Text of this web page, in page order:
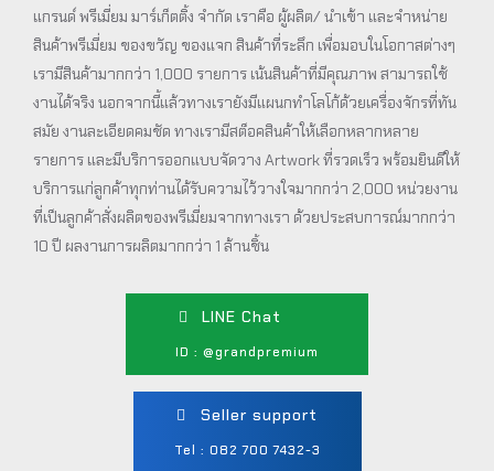
แกรนด์ พรีเมี่ยม มาร์เก็ตติ้ง จำกัด เราคือ ผู้ผลิต/ นำเข้า และจำหน่าย
สินค้าพรีเมี่ยม ของขวัญ ของแจก สินค้าที่ระลึก เพื่อมอบในโอกาสต่างๆ
เรามีสินค้ามากกว่า 1,000 รายการ เน้นสินค้าที่มีคุณภาพ สามารถใช้
งานได้จริง นอกจากนี้แล้วทางเรายังมีแผนกทำโลโก้ด้วยเครื่องจักรที่ทัน
สมัย งานละเอียดคมชัด ทางเรามีสต็อคสินค้าให้เลือกหลากหลาย
รายการ และมีบริการออกแบบจัดวาง Artwork ที่รวดเร็ว พร้อมยินดีให้
บริการแก่ลูกค้าทุกท่านได้รับความไว้วางใจมากกว่า 2,000 หน่วยงาน
ที่เป็นลูกค้าสั่งผลิตของพรีเมี่ยมจากทางเรา ด้วยประสบการณ์มากกว่า
10 ปี ผลงานการผลิตมากกว่า 1 ล้านชิ้น
LINE Chat
ID : @grandpremium
Seller support
Tel : 082 700 7432-3